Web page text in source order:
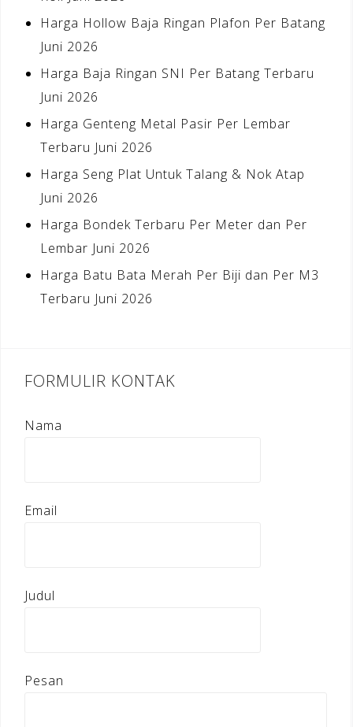
Harga Hollow Baja Ringan Plafon Per Batang
Juni 2026
Harga Baja Ringan SNI Per Batang Terbaru
Juni 2026
Harga Genteng Metal Pasir Per Lembar
Terbaru Juni 2026
Harga Seng Plat Untuk Talang & Nok Atap
Juni 2026
Harga Bondek Terbaru Per Meter dan Per
Lembar Juni 2026
Harga Batu Bata Merah Per Biji dan Per M3
Terbaru Juni 2026
FORMULIR KONTAK
Nama
Email
Judul
Pesan